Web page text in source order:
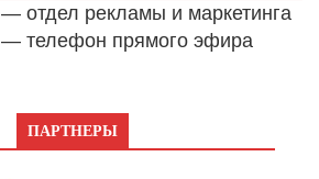
— отдел рекламы и маркетинга
— телефон прямого эфира
ПАРТНЕРЫ